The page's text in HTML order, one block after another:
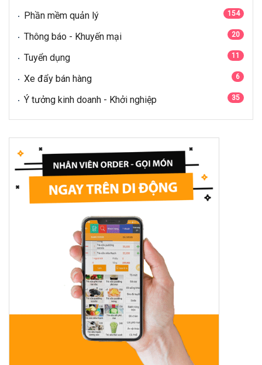
Phần mềm quản lý 154
Thông báo - Khuyến mại 20
Tuyển dụng 11
Xe đẩy bán hàng 6
Ý tưởng kinh doanh - Khởi nghiệp 35